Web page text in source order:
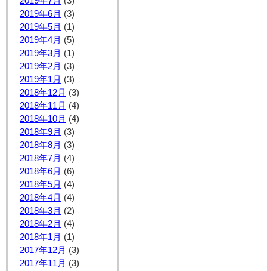
2019年6月 (3)
2019年5月 (1)
2019年4月 (5)
2019年3月 (1)
2019年2月 (3)
2019年1月 (3)
2018年12月 (3)
2018年11月 (4)
2018年10月 (4)
2018年9月 (3)
2018年8月 (3)
2018年7月 (4)
2018年6月 (6)
2018年5月 (4)
2018年4月 (4)
2018年3月 (2)
2018年2月 (4)
2018年1月 (1)
2017年12月 (3)
2017年11月 (3)